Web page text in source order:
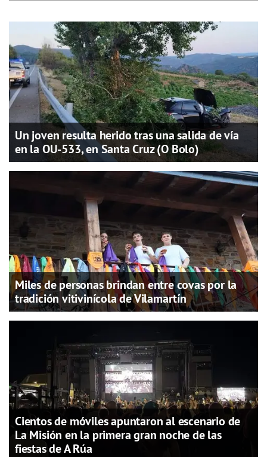
Un joven resulta herido tras una salida de vía
en la OU-533, en Santa Cruz (O Bolo)
Miles de personas brindan entre covas por la
tradición vitivinícola de Vilamartín
Cientos de móviles apuntaron al escenario de
La Misión en la primera gran noche de las
fiestas de A Rúa